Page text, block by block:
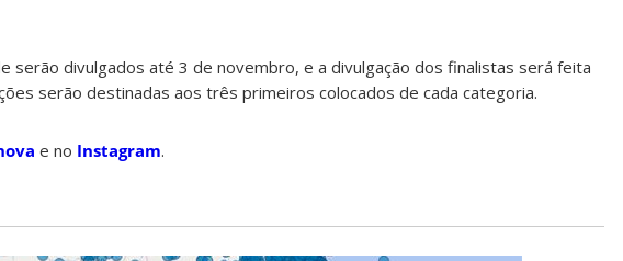
serão divulgados até 3 de novembro, e a divulgação dos finalistas será feita
serão destinadas aos três primeiros colocados de cada categoria.
e no Instagram.